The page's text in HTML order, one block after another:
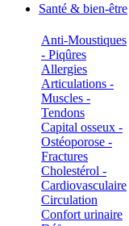
Santé & bien-être
Anti-Moustiques
- Piqûres
Allergies
Articulations -
Muscles -
Tendons
Capital osseux -
Ostéoporose -
Fractures
Cholestérol -
Cardiovasculaire
Circulation
Confort urinaire